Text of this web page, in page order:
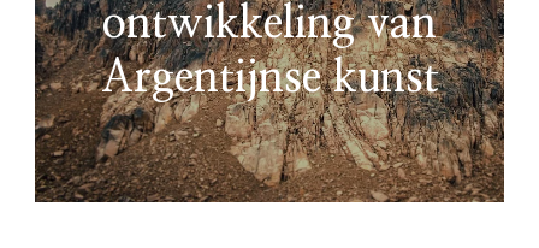
ontwikkeling van
Argentijnse kunst